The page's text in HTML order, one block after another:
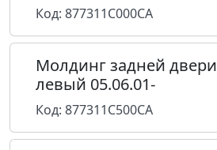
Код: 877311C000CA
Молдинг задней двери
левый 05.06.01-
Код: 877311C500CA